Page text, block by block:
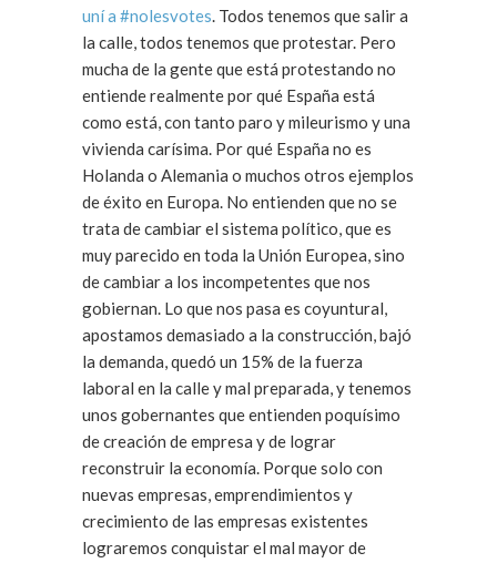
uní a #nolesvotes. Todos tenemos que salir a
la calle, todos tenemos que protestar. Pero
mucha de la gente que está protestando no
entiende realmente por qué España está
como está, con tanto paro y mileurismo y una
vivienda carísima. Por qué España no es
Holanda o Alemania o muchos otros ejemplos
de éxito en Europa. No entienden que no se
trata de cambiar el sistema político, que es
muy parecido en toda la Unión Europea, sino
de cambiar a los incompetentes que nos
gobiernan. Lo que nos pasa es coyuntural,
apostamos demasiado a la construcción, bajó
la demanda, quedó un 15% de la fuerza
laboral en la calle y mal preparada, y tenemos
unos gobernantes que entienden poquísimo
de creación de empresa y de lograr
reconstruir la economía. Porque solo con
nuevas empresas, emprendimientos y
crecimiento de las empresas existentes
lograremos conquistar el mal mayor de